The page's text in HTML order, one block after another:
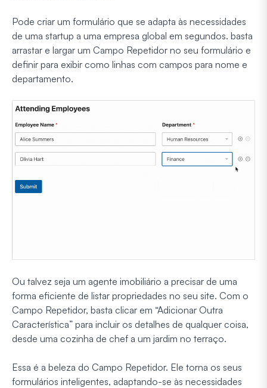
Pode criar um formulário que se adapta às necessidades
de uma startup a uma empresa global em segundos. basta
arrastar e largar um Campo Repetidor no seu formulário e
definir para exibir como linhas com campos para nome e
departamento.
Ou talvez seja um agente imobiliário a precisar de uma
forma eficiente de listar propriedades no seu site. Com o
Campo Repetidor, basta clicar em “Adicionar Outra
Característica” para incluir os detalhes de qualquer coisa,
desde uma cozinha de chef a um jardim no terraço.
Essa é a beleza do Campo Repetidor. Ele torna os seus
formulários inteligentes, adaptando-se às necessidades